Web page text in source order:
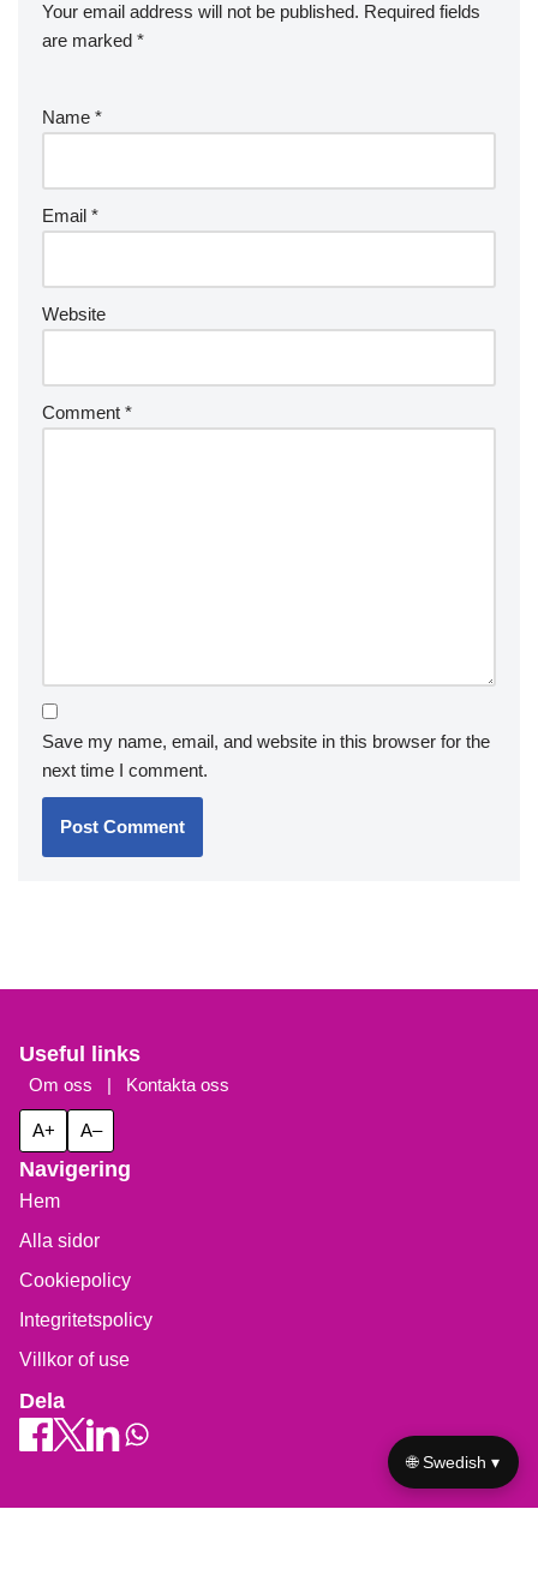
Your email address will not be published. Required fields
are marked *
Name *
Email *
Website
Comment *
Save my name, email, and website in this browser for the
next time I comment.
Useful links
Om oss | Kontakta oss
A+ A–
Navigering
Hem
Alla sidor
Cookiepolicy
Integritetspolicy
Villkor of use
Dela
🌐 Swedish ▾